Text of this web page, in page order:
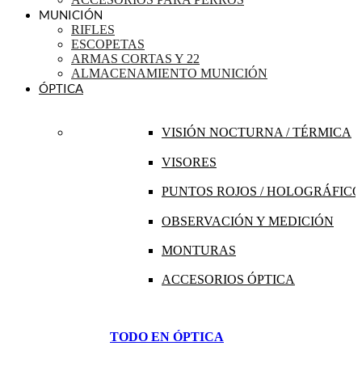
MUNICIÓN
RIFLES
ESCOPETAS
ARMAS CORTAS Y 22
ALMACENAMIENTO MUNICIÓN
ÓPTICA
VISIÓN NOCTURNA / TÉRMICA
VISORES
PUNTOS ROJOS /
OBSERVACIÓN Y MEDICIÓN
MONTURAS
ACCESORIOS ÓPTICA
TODO EN ÓPTICA